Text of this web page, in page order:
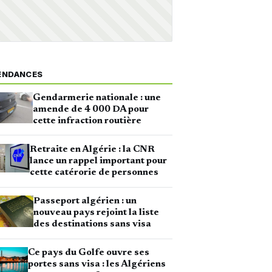
Gendarmerie nationale : une
amende de 4 000 DA pour
cette infraction routière
Retraite en Algérie : la CNR
lance un rappel important pour
cette catérorie de personnes
Passeport algérien : un
nouveau pays rejoint la liste
des destinations sans visa
Ce pays du Golfe ouvre ses
portes sans visa : les Algériens